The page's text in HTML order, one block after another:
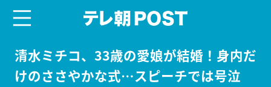
清水ミチコ、33歳の愛娘が結婚！身内だ
けのささやかな式…スピーチでは号泣